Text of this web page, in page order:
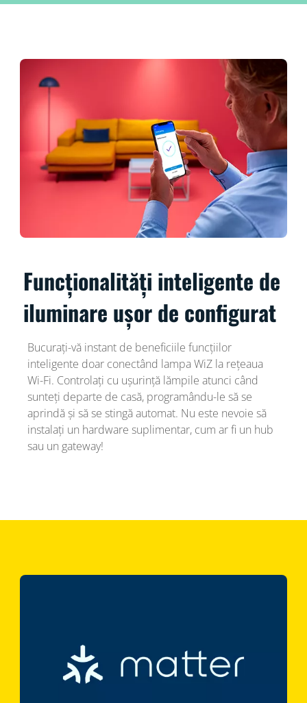
Funcționalități inteligente de
iluminare ușor de configurat
Bucurați-vă instant de beneficiile funcțiilor
inteligente doar conectând lampa WiZ la rețeaua
Wi-Fi. Controlați cu ușurință lămpile atunci când
sunteți departe de casă, programându-le să se
aprindă și să se stingă automat. Nu este nevoie să
instalați un hardware suplimentar, cum ar fi un hub
sau un gateway!